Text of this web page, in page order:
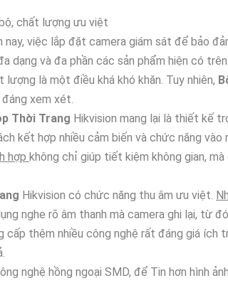
chất lượng ưu việt
việc lắp đặt camera giám sát để bảo
dạng và đa phần các sản phẩm hiện có
là một điều khá khó khăn. Tuy nhiên,
xem xét.
Thời Trang Hikvision mang lại là thiết kế
kết hợp nhiều cảm biến và chức năng vào
hợp không chỉ giúp tiết kiệm không gian, mà
Hikvision có chức năng thu âm ưu việt.
nghe rõ âm thanh mà camera ghi lại, từ
cấp thêm nhiều công nghệ rất đáng giá ích
nghệ hồng ngoại SMD, để Tin hơn hình